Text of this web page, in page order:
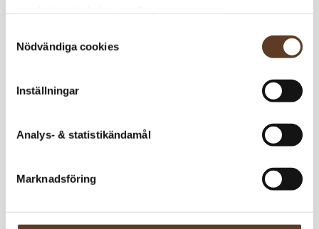
Nödvändiga cookies
Inställningar
Analys- & statistikändamål
Marknadsföring